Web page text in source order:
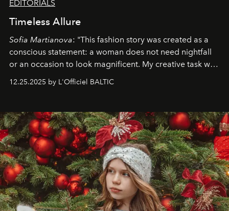
EDITORIALS
Timeless Allure
Sofia Martianova: "This fashion story was created as a
conscious statement: a woman does not need nightfall
or an occasion to look magnificent. My creative task was
to capture Timeless Allure
that lives freely, confidently, and without permission. I
elegance is not hidden by darkness but revealed
through clarity, movement, and presence."
12.25.2025 by L'Officiel BALTIC